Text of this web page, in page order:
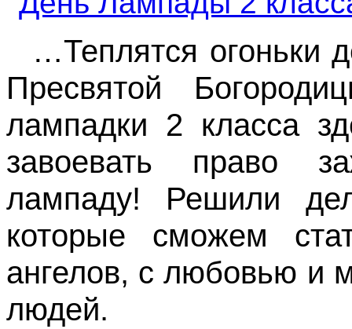
…Теплятся огоньки
Пресвятой
лампадки 2 класса
завоевать право
лампаду! Решили
которые сможем
ангелов, с любовью и
людей.